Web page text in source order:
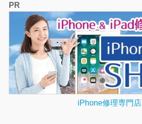
PR
iPhone修理専門店